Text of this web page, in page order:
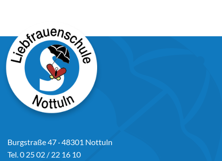
Burgstraße 47 · 48301 Nottuln
Tel. 0 25 02 / 22 16 10